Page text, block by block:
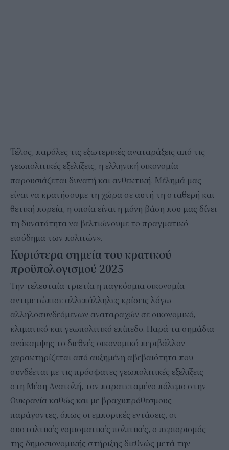
Τέλος, παρόλες τις εξωτερικές αναταράξεις από τις
γεωπολιτικές εξελίξεις, η ελληνική οικονομία
παρουσιάζεται δυνατή και ανθεκτική. Μέλημά μας
είναι να κρατήσουμε τη χώρα σε αυτή τη σταθερή και
θετική πορεία, η οποία είναι η μόνη βάση που μας δίνει
τη δυνατότητα να βελτιώνουμε το πραγματικό
εισόδημα των πολιτών».
Κυριότερα σημεία του κρατικού
προϋπολογισμού 2025
Την τελευταία τριετία η παγκόσμια οικονομία
αντιμετώπισε αλλεπάλληλες κρίσεις λόγω
αλληλοσυνδεόμενων αναταραχών σε οικονομικό,
κλιματικό και γεωπολιτικό επίπεδο. Παρά τα σημάδια
ανάκαμψης το διεθνές οικονομικό περιβάλλον
χαρακτηρίζεται από αυξημένη αβεβαιότητα που
συνδέεται με τις πρόσφατες γεωπολιτικές εξελίξεις
στη Μέση Ανατολή, τον παρατεταμένο πόλεμο στην
Ουκρανία καθώς και με βραχυπρόθεσμους
παράγοντες, όπως οι εμπορικές εντάσεις, οι
συσταλτικές νομισματικές πολιτικές, ο περιορισμός
της δημοσιονομικής στήριξης διεθνώς μετά την